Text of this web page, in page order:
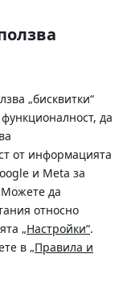
„бисквитки“
да
от информацията
и Meta за
да
относно
„Настройки“.
в „Правила и
1036